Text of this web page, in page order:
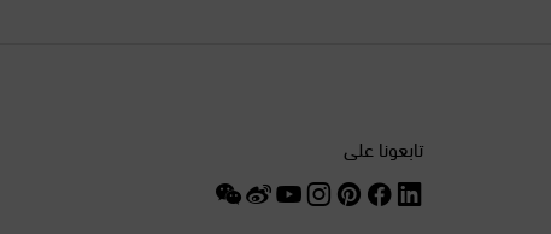
تابعونا على